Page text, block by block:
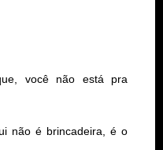
você não está pra
não é brincadeira, é o